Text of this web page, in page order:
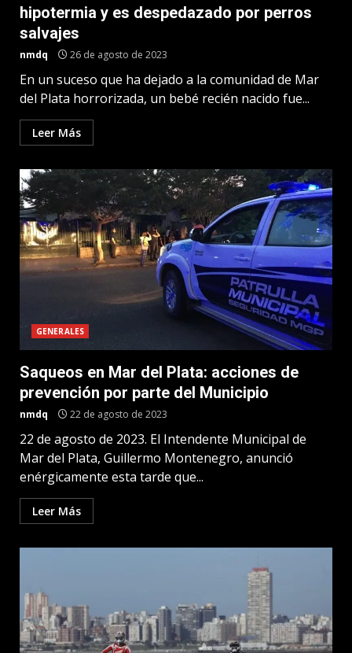
hipotermia y es despedazado por perros
salvajes
nmdq 26 de agosto de 2023
En un suceso que ha dejado a la comunidad de Mar
del Plata horrorizada, un bebé recién nacido fue...
Leer Más
GENERALES
Saqueos en Mar del Plata: acciones de
prevención por parte del Municipio
nmdq 22 de agosto de 2023
22 de agosto de 2023. El Intendente Municipal de
Mar del Plata, Guillermo Montenegro, anunció
enérgicamente esta tarde que...
Leer Más